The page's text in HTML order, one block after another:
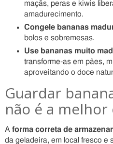
maçãs, peras e kiwis
amadurecimento.
Congele bananas
bolos e sobremesas.
Use bananas muito
transforme-as em pães,
aproveitando o doce
Guardar
não é a melhor
A forma correta de
da geladeira, em local fresco e